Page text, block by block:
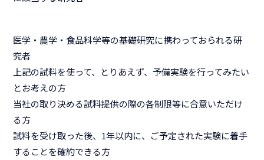
医学・農学・食品科学等の基礎研究に携わっておられる研
究者
上記の試料を使って、とりあえず、予備実験を行ってみたい
とお考えの方
当社の取り決める試料提供の際の各制限等に合意いただけ
る方
試料を受け取った後、1年以内に、ご予定された実験に着手
することを確約できる方